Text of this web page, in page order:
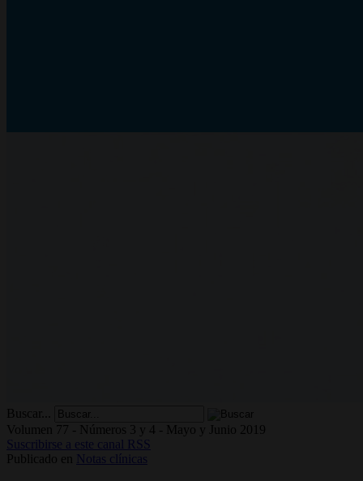
Buscar...
Volumen 77 - Números 3 y 4 - Mayo y Junio 2019
Suscribirse a este canal RSS
Publicado en
Notas clínicas